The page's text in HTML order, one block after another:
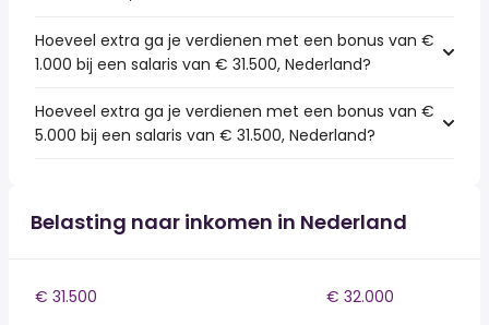
Hoeveel extra ga je verdienen met een bonus van €
1.000 bij een salaris van € 31.500, Nederland?
Hoeveel extra ga je verdienen met een bonus van €
5.000 bij een salaris van € 31.500, Nederland?
Belasting naar inkomen in Nederland
€ 31.500
€ 32.000